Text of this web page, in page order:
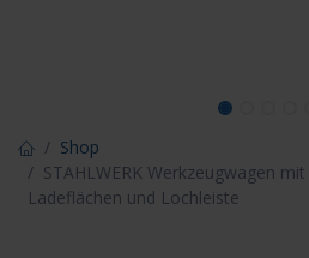
Shop
STAHLWERK Werkzeugwagen
Ladeflächen und Lochleiste